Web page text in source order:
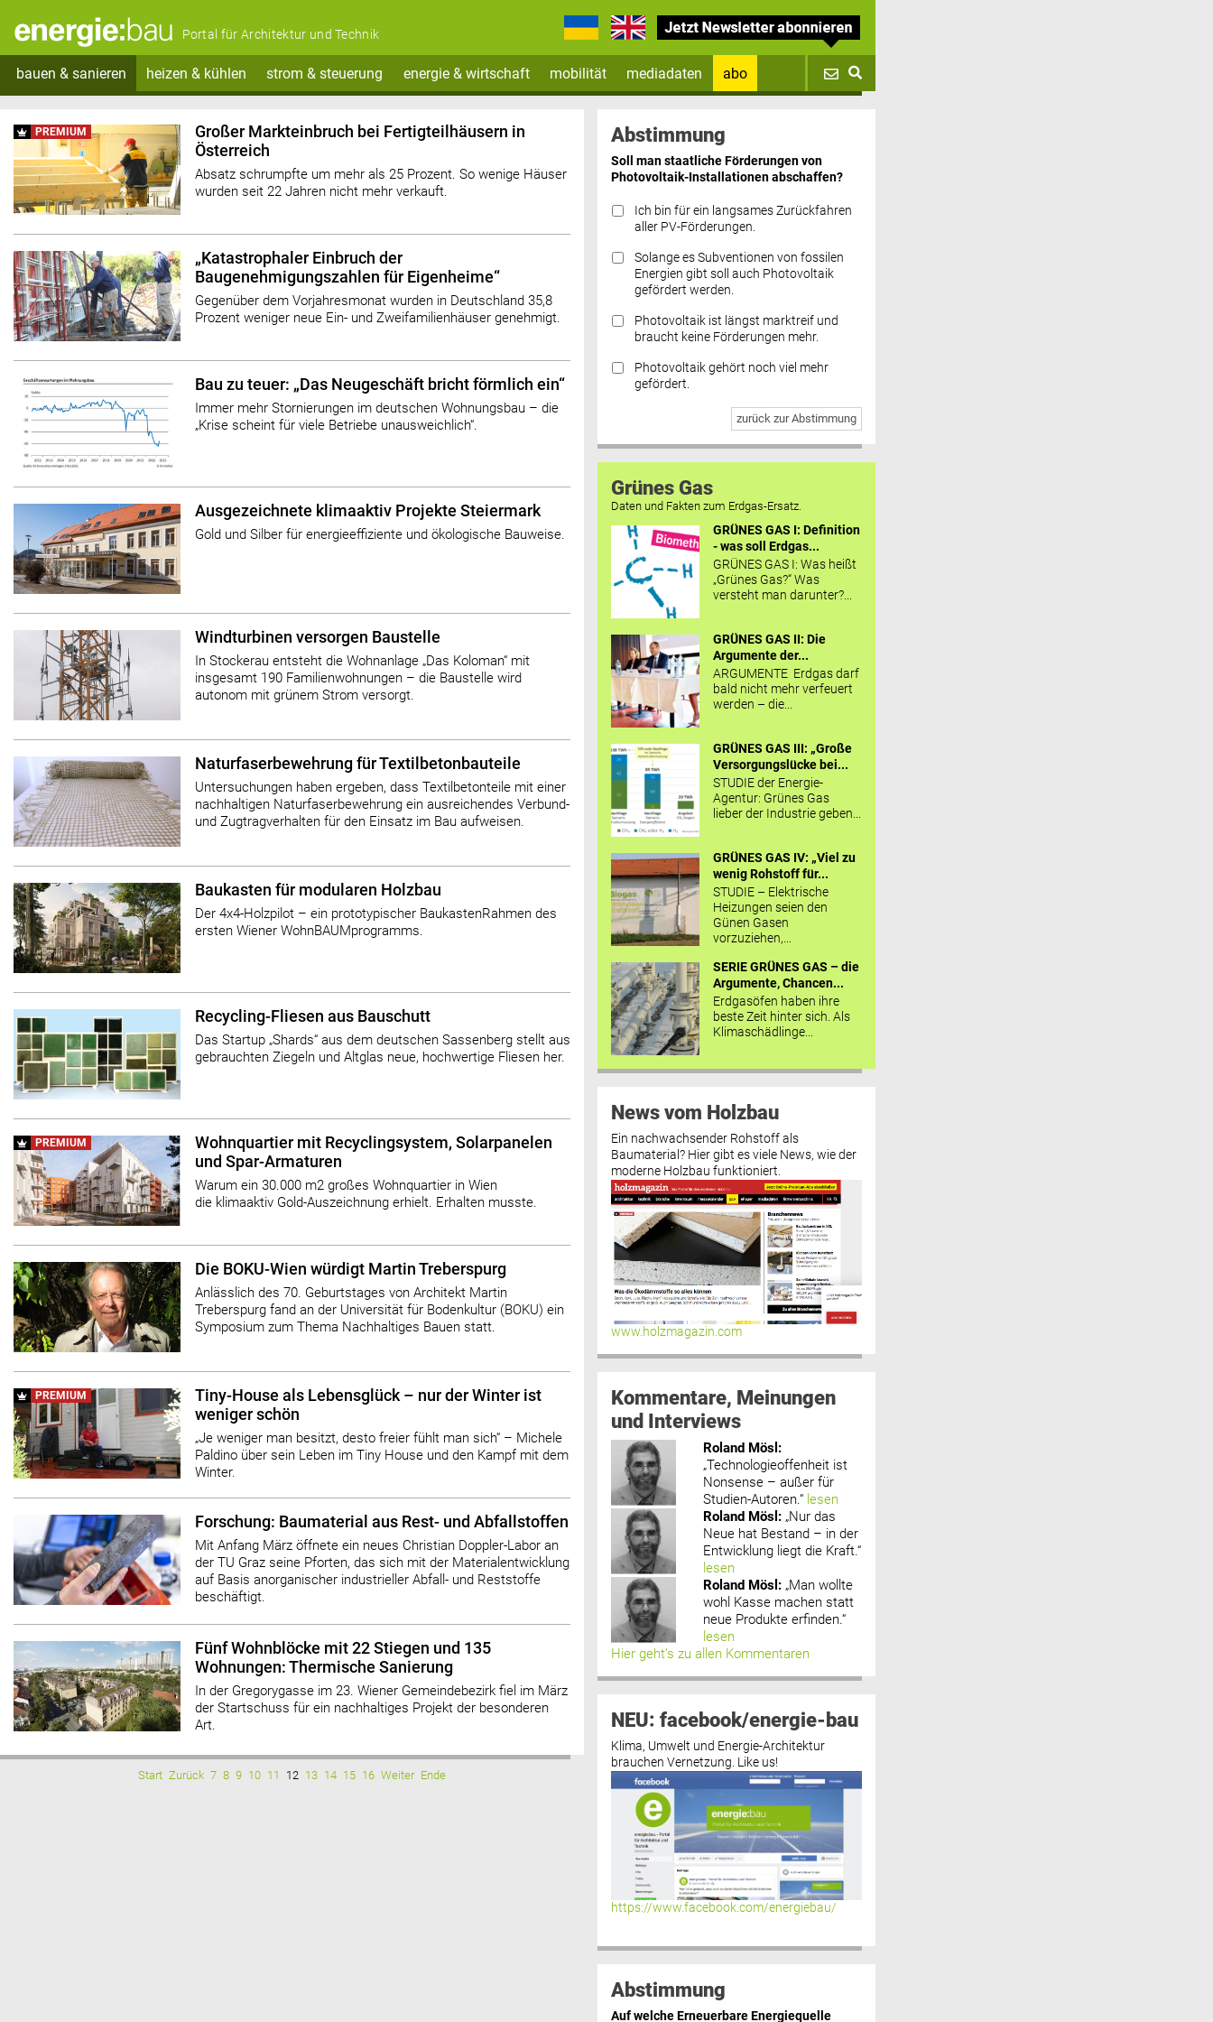
Portal für Architektur und Technik
bauen & sanieren heizen & kühlen strom & steuerung energie & wirtschaft mobilität mediadaten
abo
Datenschutz FAQs
PREMIUM
Großer Markteinbruch bei Fertigteilhäusern in
Österreich
Absatz schrumpfte um mehr als 25 Prozent. So wenige Häuser
wurden seit 22 Jahren nicht mehr verkauft.
„Katastrophaler Einbruch der
Baugenehmigungszahlen für Eigenheime“
Gegenüber dem Vorjahresmonat wurden in Deutschland 35,8
Prozent weniger neue Ein- und Zweifamilienhäuser genehmigt.
Bau zu teuer: „Das Neugeschäft bricht förmlich ein“
Immer mehr Stornierungen im deutschen Wohnungsbau – die
„Krise scheint für viele Betriebe unausweichlich“.
Ausgezeichnete klimaaktiv Projekte Steiermark
Gold und Silber für energieeffiziente und ökologische Bauweise.
Windturbinen versorgen Baustelle
In Stockerau entsteht die Wohnanlage „Das Koloman“ mit
insgesamt 190 Familienwohnungen – die Baustelle wird
autonom mit grünem Strom versorgt.
Naturfaserbewehrung für Textilbetonbauteile
Untersuchungen haben ergeben, dass Textilbetonteile mit einer
nachhaltigen Naturfaserbewehrung ein ausreichendes Verbund-
und Zugtragverhalten für den Einsatz im Bau aufweisen.
Baukasten für modularen Holzbau
Der 4x4-Holzpilot – ein prototypischer BaukastenRahmen des
ersten Wiener WohnBAUMprogramms.
Recycling-Fliesen aus Bauschutt
Das Startup „Shards“ aus dem deutschen Sassenberg stellt aus
gebrauchten Ziegeln und Altglas neue, hochwertige Fliesen her.
PREMIUM
Wohnquartier mit Recyclingsystem, Solarpanelen
und Spar-Armaturen
Warum ein 30.000 m2 großes Wohnquartier in Wien
die klimaaktiv Gold-Auszeichnung erhielt. Erhalten musste.
Die BOKU-Wien würdigt Martin Treberspurg
Anlässlich des 70. Geburtstages von Architekt Martin
Treberspurg fand an der Universität für Bodenkultur (BOKU) ein
Symposium zum Thema Nachhaltiges Bauen statt.
PREMIUM
Tiny-House als Lebensglück – nur der Winter ist
weniger schön
„Je weniger man besitzt, desto freier fühlt man sich“ – Michele
Paldino über sein Leben im Tiny House und den Kampf mit dem
Winter.
Forschung: Baumaterial aus Rest- und Abfallstoffen
Mit Anfang März öffnete ein neues Christian Doppler-Labor an
der TU Graz seine Pforten, das sich mit der Materialentwicklung
auf Basis anorganischer industrieller Abfall- und Reststoffe
beschäftigt.
Fünf Wohnblöcke mit 22 Stiegen und 135
Wohnungen: Thermische Sanierung
In der Gregorygasse im 23. Wiener Gemeindebezirk fiel im März
der Startschuss für ein nachhaltiges Projekt der besonderen
Art.
Start Zurück 7 8 9 10 11 12 13 14 15 16 Weiter Ende
Abstimmung
Soll man staatliche Förderungen von
Photovoltaik-Installationen abschaffen?
Ich bin für ein langsames Zurückfahren
aller PV-Förderungen.
Solange es Subventionen von fossilen
Energien gibt soll auch Photovoltaik
gefördert werden.
Photovoltaik ist längst marktreif und
braucht keine Förderungen mehr.
Photovoltaik gehört noch viel mehr
gefördert.
zurück zur Abstimmung
Grünes Gas
Daten und Fakten zum Erdgas-Ersatz.
GRÜNES GAS I: Definition
- was soll Erdgas...
GRÜNES GAS I: Was heißt
„Grünes Gas?“ Was
versteht man darunter?...
GRÜNES GAS II: Die
Argumente der...
ARGUMENTE Erdgas darf
bald nicht mehr verfeuert
werden – die...
GRÜNES GAS III: „Große
Versorgungslücke bei...
STUDIE der Energie-
Agentur: Grünes Gas
lieber der Industrie geben...
GRÜNES GAS IV: „Viel zu
wenig Rohstoff für...
STUDIE – Elektrische
Heizungen seien den
Günen Gasen
vorzuziehen,...
SERIE GRÜNES GAS – die
Argumente, Chancen...
Erdgasöfen haben ihre
beste Zeit hinter sich. Als
Klimaschädlinge...
News vom Holzbau
Ein nachwachsender Rohstoff als
Baumaterial? Hier gibt es viele News, wie der
moderne Holzbau funktioniert.
www.holzmagazin.com
Kommentare, Meinungen
und Interviews
Roland Mösl :
„Technologieoffenheit ist
Nonsense – außer für
Studien-Autoren.“ lesen
Roland Mösl : „Nur das
Neue hat Bestand – in der
Entwicklung liegt die Kraft.“
lesen
Roland Mösl : „Man wollte
wohl Kasse machen statt
neue Produkte erfinden.“
lesen
Hier geht’s zu allen Kommentaren
NEU: facebook/energie-bau
Klima, Umwelt und Energie-Architektur
brauchen Vernetzung. Like us!
https://www.facebook.com/energiebau/
Abstimmung
Auf welche Erneuerbare Energiequelle